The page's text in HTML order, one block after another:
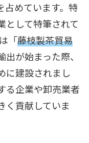
占めています。特
として特筆されて
「藤枝製茶貿易
が始まった際、
に建設されまし
る企業や卸売業者
く貢献していま